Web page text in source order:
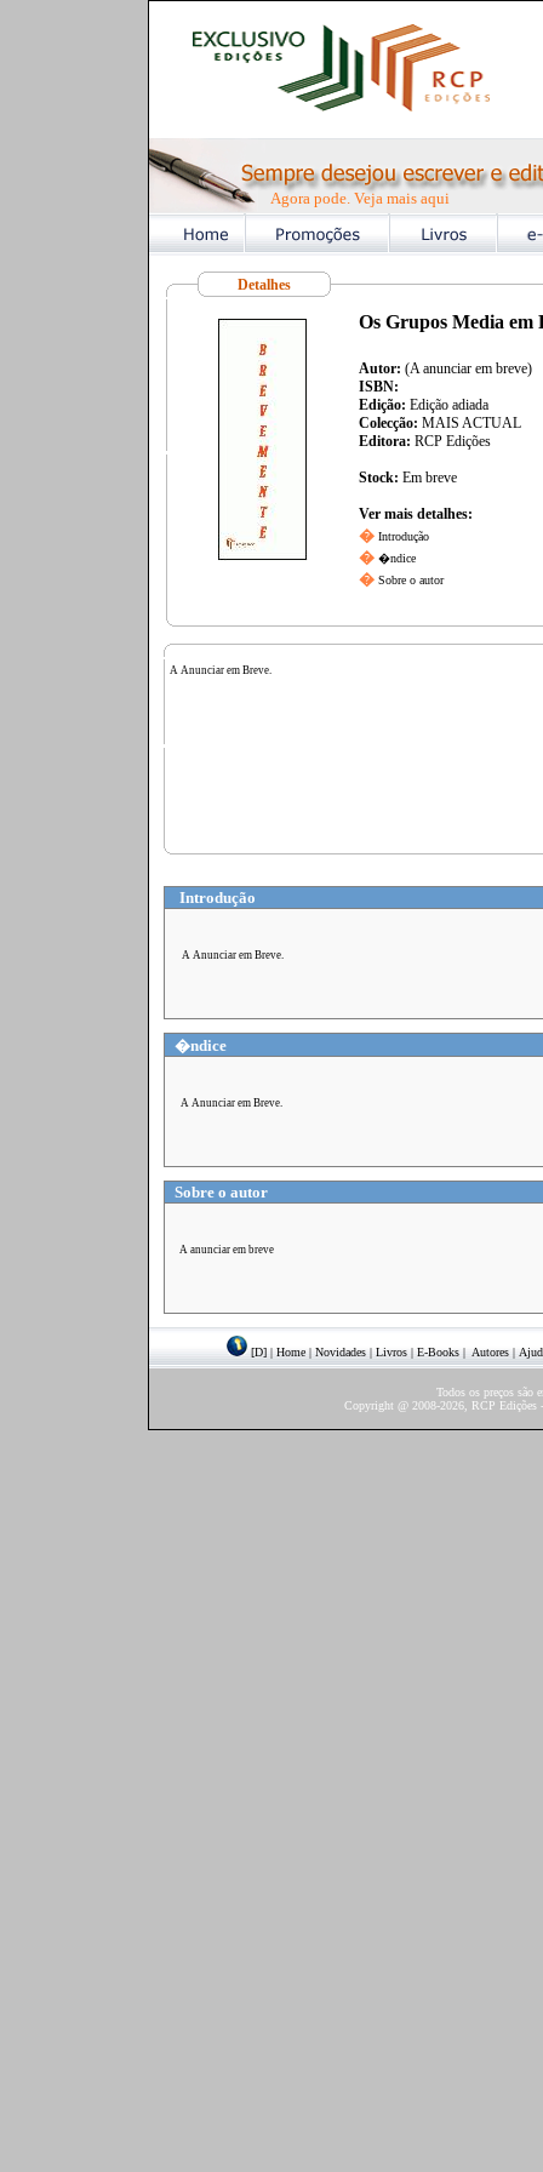
Agora pode. Veja mais aqui
Detalhes
Os Grupos Media em
Autor: (A anunciar em breve)
ISBN:
Edição: Edição adiada
Colecção: MAIS ACTUAL
Editora: RCP Edições
Stock: Em breve
Ver mais detalhes:
� Introdução
� �ndice
� Sobre o autor
A Anunciar em Breve.
Introdução
A Anunciar em Breve.
�ndice
A Anunciar em Breve.
Sobre o autor
A anunciar em breve
[D] | Home | Novidades | Livros | E-Books | Autores |
Todos os preços são
Copyright @ 2008-2026, RCP Edições